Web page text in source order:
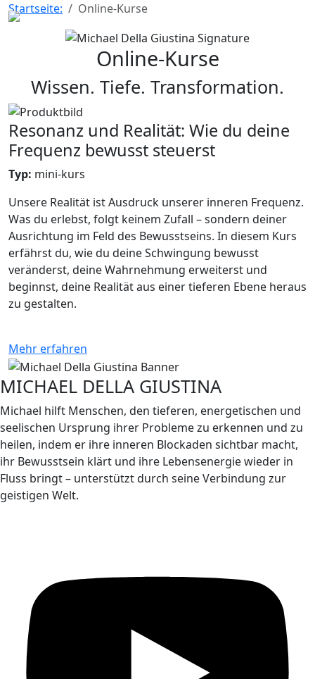
Startseite: Online-Kurse
Online-Kurse
Wissen. Tiefe. Transformation.
Resonanz und Realität: Wie du deine
Frequenz bewusst steuerst
Typ: mini-kurs
Unsere Realität ist Ausdruck unserer inneren Frequenz.
Was du erlebst, folgt keinem Zufall – sondern deiner
Ausrichtung im Feld des Bewusstseins. In diesem Kurs
erfährst du, wie du deine Schwingung bewusst
veränderst, deine Wahrnehmung erweiterst und
beginnst, deine Realität aus einer tieferen Ebene heraus
zu gestalten.
Mehr erfahren
MICHAEL DELLA GIUSTINA
Michael hilft Menschen, den tieferen, energetischen und
seelischen Ursprung ihrer Probleme zu erkennen und zu
heilen, indem er ihre inneren Blockaden sichtbar macht,
ihr Bewusstsein klärt und ihre Lebensenergie wieder in
Fluss bringt – unterstützt durch seine Verbindung zur
geistigen Welt.